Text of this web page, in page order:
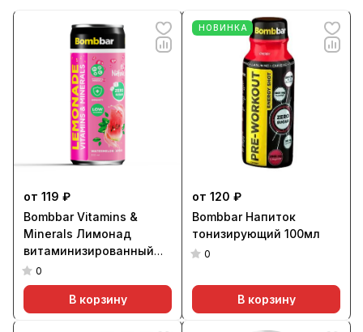
от 119 ₽
Bombbar Vitamins &
Minerals Лимонад
витаминизированный
330мл
0
В корзину
НОВИНКА
от 120 ₽
Bombbar Напиток
тонизирующий 100мл
0
В корзину